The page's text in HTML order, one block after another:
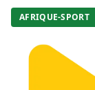
AFRIQUE-SPORT